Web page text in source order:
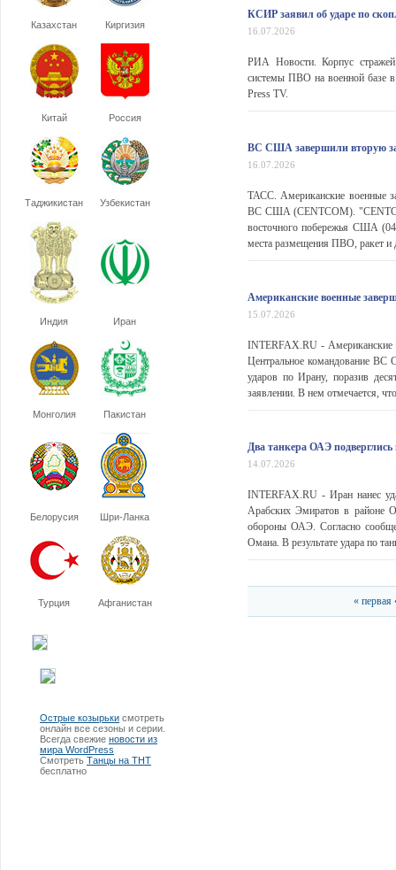
Казахстан Киргизия
Китай Россия
Таджикистан Узбекистан
Индия Иран
Монголия Пакистан
Белорусия Шри-Ланка
Турция Афганистан
Острые козырьки смотреть
онлайн все сезоны и серии.
Всегда свежие новости из
мира WordPress
Смотреть Танцы на ТНТ
бесплатно
КСИР заявил об ударе по
16.07.2026
РИА Новости. Корпус
системы ПВО на военной базе
Press TV.
ВС США завершили вторую за
16.07.2026
ТАСС. Американские военные
ВС США (CENTCOM).
восточного побережья США
места размещения ПВО, ракет и
Американские военные
15.07.2026
INTERFAX.RU - Американские
Центральное командование
ударов по Ирану, поразив
заявлении. В нем отмечается,
Два танкера ОАЭ
14.07.2026
INTERFAX.RU - Иран нанес
Арабских Эмиратов в районе
обороны ОАЭ. Согласно
Омана. В результате удара по
« первая